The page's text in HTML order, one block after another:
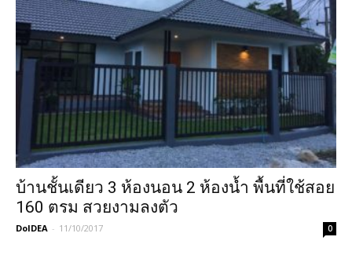
บ้านชั้นเดียว 3 ห้องนอน 2 ห้องน้ำ พื้นที่ใช้สอย
160 ตรม สวยงามลงตัว
DoIDEA - 11/10/2017 0